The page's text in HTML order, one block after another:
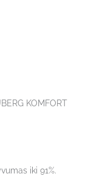
KOMFORT
iki 91%.